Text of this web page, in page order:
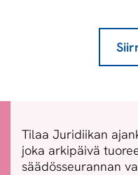
Tilaa Juridiikan
joka arkipäivä
säädösseurannan